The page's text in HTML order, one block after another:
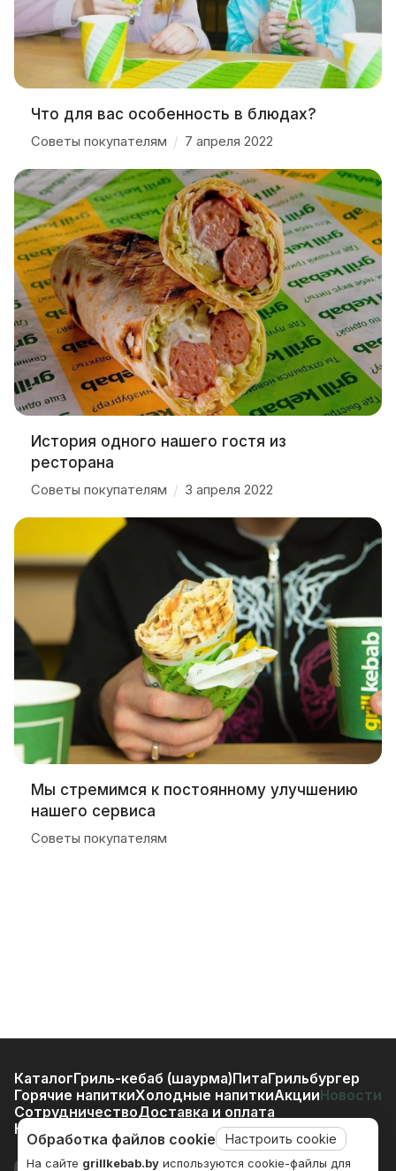
Что для вас особенность в блюдах?
Советы покупателям / 7 апреля 2022
История одного нашего гостя из
ресторана
Советы покупателям / 3 апреля 2022
Мы стремимся к постоянному улучшению
нашего сервиса
Советы покупателям
Обработка файлов cookie Настроить cookie
На сайте grillkebab.by используются cookie-файлы для
КаталогГриль-кебаб (шаурма)ПитаГрильбургер
Горячие напиткиХолодные напиткиАкцииНовости
СотрудничествоДоставка и оплата
Наши заведенияПолитика конфиденциальности